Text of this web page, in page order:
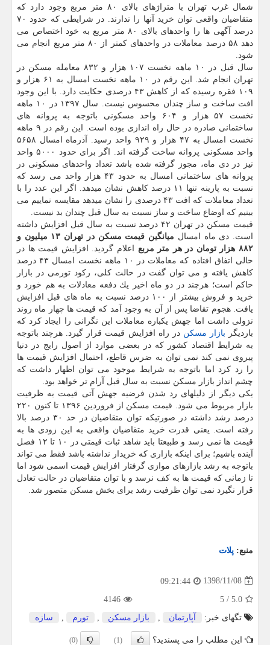
شمال غرب تهران با متراژهای بالای ۸۰ متر مربع وجود دارد كه
متقاضیان واقعی توان خرید آنها را ندارند. در شرایطی كه حدود ۷۰
درصد آگهی ها را واحدهای بالای ۸۰ متر مربع به خود اختصاص می
دهد ۵۸ درصد معاملات در واحدهای كمتر از ۸۰ متر مربع انجام می
شود.
سال قبل در ۱۰ ماهه نخست ۱۰۷ هزار و ۸۳۲ معامله مسكن در
تهران انجام شد. این رقم در ۱۰ ماهه نخست امسال به ۶۱ هزار و
۱۰۹ فقره رسیده كه از كاهش ۴۳ درصدی حكایت دارد. با این وجود
افت ساخت و ساز چندان محسوس نیست. سال ۱۳۹۷ در ۱۰ ماهه
نخست ۵۷ هزار و ۶۰۴ واحد مسكونی باتوجه به پروانه های
ساختمانی صادره در حال راه اندازی بوده است. این رقم در ۹ ماهه
نخست امسال به ۴۷ هزار و ۹۲۹ واحد رسید. آذرماه امسال ۵۶۵۸
واحد مسكونی پروانه ساخت گرفته اند. اگر برای حدود ۵۰۰۰ واحد
نیز در دی ماه، مجوز گرفته شده باشد تعداد واحدهای مسكونی در
پروانه های ساختمانی امسال به حدود ۴۳ هزار واحد می رسد كه
نسبت به پارینه تنها ۱۱ درصد كاهش نشان میدهد. اگر این عدد را با
تعداد معاملات كه افت ۴۳ درصدی را نشان میدهد مقایسه نماییم می
بینیم كه اوضاع ساخت و ساز نسبت به سال قبل چندان بد نیست.
قیمت مسكن در تهران ۴۲ درصد نسبت به سال قبل افزایش داشته
است. دی ماه امسال
میانگین قیمت مسكن در تهران ۱۳ میلیون و
۸۸۲ هزار تومان در هر متر مربع
اعلام گردید. افزایش قیمت ها در
حالی اتفاق افتاده كه معاملات در ۱۰ ماهه نخست امسال ۴۳ درصد
كاهش یافته و می توان گفت در حالت كلی، ركود تورمی در بازار
حاكم است؛ هرچند در دو ماه اخیر یك دفعه معادلات به هم خورد و
خرید و فروش بیشتر از ۱۰۰ درصد نسبت به ماه های قبل افزایش
یافت. هجوم تقاضا پس از آن به وجود آمد كه قیمت ها چهار ماه روند
نزولی داشت اما جهش یكباره معاملات این نگرانی را ایجاد كرد كه
باردیگر بازار مسكن در راه افزایش قیمت قرار گیرد. هرچند باتوجه
به شرایط اقتصاد كشور كه در بعضی موارد از اصول رایج در دنیا
پیروی نمی كند نمی توان به ضرس قاطع، احتمال افزایش قیمت ها
را رد كرد اما باتوجه به شرایط موجود می توان اظهار داشت كه
چشم انداز بازار مسكن نسبت به سال قبل آرام تر خواهد بود.
یكی دیگر از دلیلهای رد شدن فرضیه جهش آتی قیمت به ظرفیت
بازار مربوط می شود. قیمت مسكن از فروردین ۱۳۹۶ تا كنون ۲۲۰
درصد رشد داشته در صورتیكه توان متقاضیان در حد ۳۰ درصد بالا
رفته است. یعنی قدرت خرید متقاضیان واقعی به این زودی ها به
قیمت ها نمی رسد و طبیعتا باید شاهد ثبات قیمتی در ۱۰ تا ۱۲ فصل
آینده باشیم؛ برای اینكه بازاری كه خریدار نداشته باشد فقط می تواند
باتوجه به رشد بازارهای موازی گرفتار افزایش قیمت اسمی شود اما
تا زمانی كه قیمت ها به كف نرسد و با توان متقاضیان در حالت تعادل
قرار نگیرد نمی توان ظرفیت رشد برای بخش مسكن متصور شد.
منبع: پلات
1398/11/08
09:21:44
5.0
/
5
4146
تگهای خبر:
آپارتمان بازار مسكن تورم سازه
این مطلب را می پسندید؟ (1)
(0)